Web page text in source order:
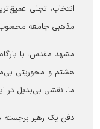
انتخاب، تجلی
مذهبی جامعه
مشهد مقدس، با
هشتم و محوریتی
ما، نقشی بی‌بدیل در
دفن یک رهبر برجسته